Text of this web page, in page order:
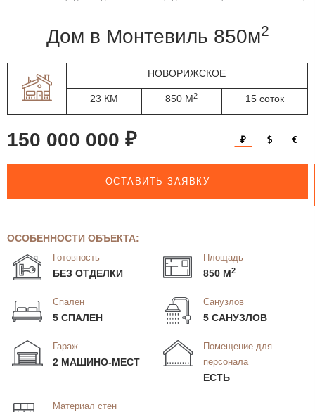
дом в Монтевиль 850м2
НОВОРИЖСКОЕ
23 КМ 850 М2 15 соток
150 000 000 ₽ ₽ $ €
ОСТАВИТЬ ЗАЯВКУ
ОСОБЕННОСТИ ОБЪЕКТА:
Готовность
БЕЗ ОТДЕЛКИ
Площадь
850 М2
Спален
5 СПАЛЕН
Санузлов
5 САНУЗЛОВ
Гараж
2 МАШИНО-МЕСТ
Помещение для
персонала
ЕСТЬ
Материал стен